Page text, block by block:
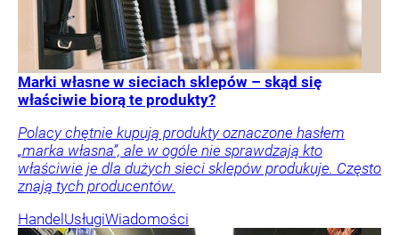
Marki własne w sieciach sklepów – skąd się
właściwie biorą te produkty?
Polacy chętnie kupują produkty oznaczone hasłem
„marka własna”, ale w ogóle nie sprawdzają kto
właściwie je dla dużych sieci sklepów produkuje. Często
znają tych producentów.
HandelUsługiWiadomości